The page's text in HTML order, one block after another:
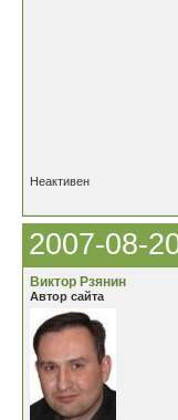
Неактивен
2007-08-
Виктор Рзянин
Автор сайта